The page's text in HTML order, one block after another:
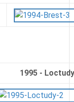
1995 - Loctudy